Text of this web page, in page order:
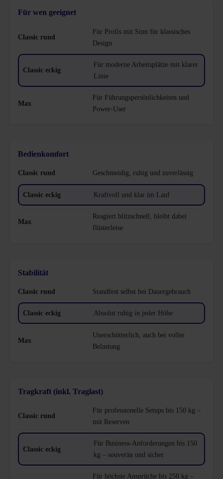
Für wen geeignet
Für Profis mit Sinn für klassisches
Design
Für moderne Arbeitsplätze mit klarer
Linie
Für Führungspersönlichkeiten und
Power-User
Bedienkomfort
Geschmeidig, ruhig und zuverlässig
Kraftvoll und klar im Lauf
Reagiert blitzschnell, bleibt dabei
flüsterleise
Stabilität
Standfest selbst bei Dauergebrauch
Absolut ruhig in jeder Höhe
Unerschütterlich, auch bei voller
Belastung
Tragkraft (inkl. Traglast)
Für professionelle Setups bis 150 kg –
mit Reserven
Für Business-Anforderungen bis 150
kg – souverän und sicher
Für höchste Ansprüche bis 250 kg –